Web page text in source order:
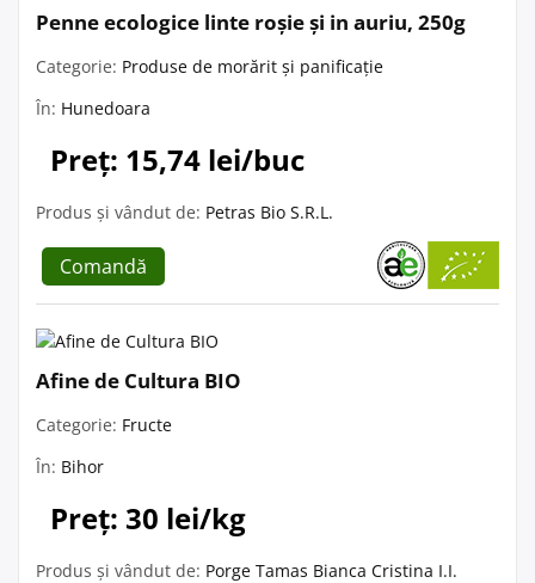
Penne ecologice linte roșie și in auriu, 250g
Categorie: Produse de morărit și panificație
În: Hunedoara
Preț: 15,74 lei/buc
Produs și vândut de: Petras Bio S.R.L.
Comandă
Afine de Cultura BIO
Categorie: Fructe
În: Bihor
Preț: 30 lei/kg
Produs și vândut de: Porge Tamas Bianca Cristina I.I.